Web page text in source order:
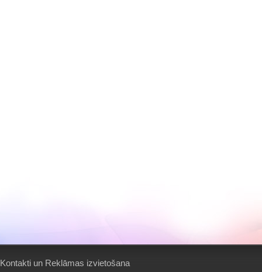
Kontakti un Reklāmas izvietošana